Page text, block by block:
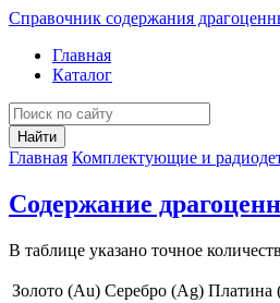
Справочник содержания
Главная
Каталог
Найти
Главная Комплектующие и
Содержание
В таблице указано точное
Золото (Au) Серебро (Ag) Платина